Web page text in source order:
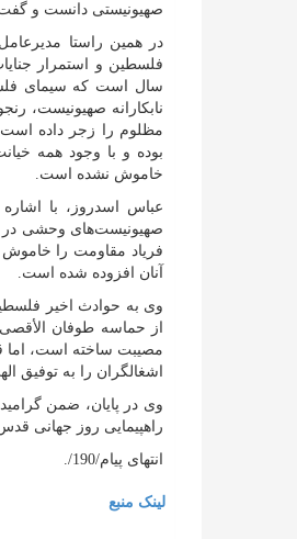
صهیونیستی دانست و
در همین راستا
سال است که سیمای
مظلوم را زجر داده است.
بوده و با وجود همه‌
خاموش نشده است.
عباس اسدروز، با
صهیونیست‌های وحشی در
فریاد مقاومت را
آنان افزوده شده است.
وی به حوادث اخیر
از حماسه طوفان
مصیبت ساخته است، اما
اشغالگران را به توفیق
وی در پایان، ضمن
راهپیمایی روز جهانی
انتهای پیام/190/.
لینک منبع